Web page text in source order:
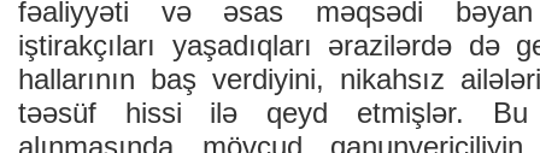
fəaliyyəti və əsas məqsədi
iştirakçıları yaşadıqları ərazilərdə də
hallarının baş verdiyini, nikahsız
təəsüf hissi ilə qeyd etmişlər. Bu
alınmasında mövcud